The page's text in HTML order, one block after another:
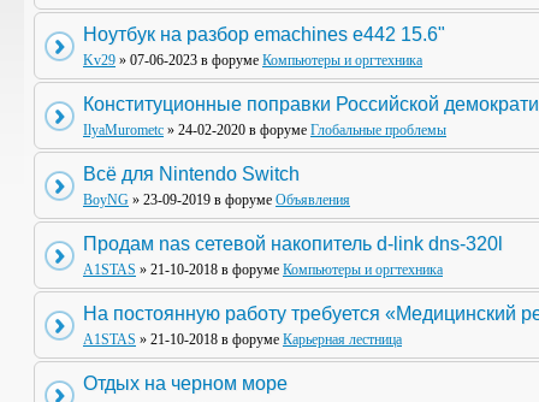
Ноутбук на разбор emachines e442 15.6"
Kv29 » 07-06-2023 в форуме Компьютеры и оргтехника
Конституционные поправки Российской
IlyaMurometc » 24-02-2020 в форуме Глобальные проблемы
Всё для Nintendo Switch
BoyNG » 23-09-2019 в форуме Объявления
Продам nas сетевой накопитель d-link dns-320l
A1STAS » 21-10-2018 в форуме Компьютеры и оргтехника
На постоянную работу требуется «Медицинский
A1STAS » 21-10-2018 в форуме Карьерная лестница
Отдых на черном море